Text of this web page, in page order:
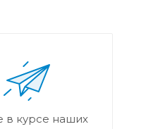
в курсе наших